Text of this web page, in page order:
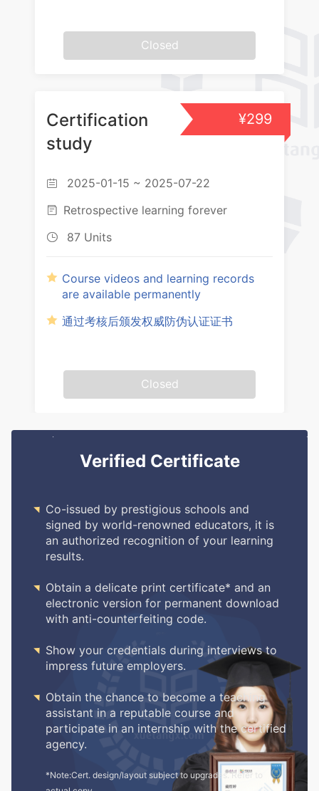
Closed
¥299
Certification
study
 2025-01-15 ~ 2025-07-22
 Retrospective learning forever
 87 Units
Course videos and learning records
are available permanently
通过考核后颁发权威防伪认证证书
Closed
Verified Certificate
 Co-issued by prestigious schools and
signed by world-renowned educators, it is
an authorized recognition of your learning
results.
 Obtain a delicate print certificate* and an
electronic version for permanent download
with anti-counterfeiting code.
 Show your credentials during interviews to
impress future employers.
 Obtain the chance to become a teaching
assistant in a reputable course and
participate in an internship with the certified
agency.
*Note:Cert. design/layout subject to upgrades. Refer to